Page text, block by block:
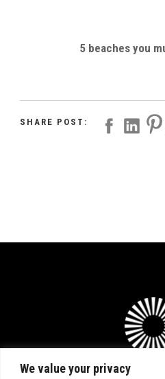
We value your privacy
5 beaches you
SHARE POST: